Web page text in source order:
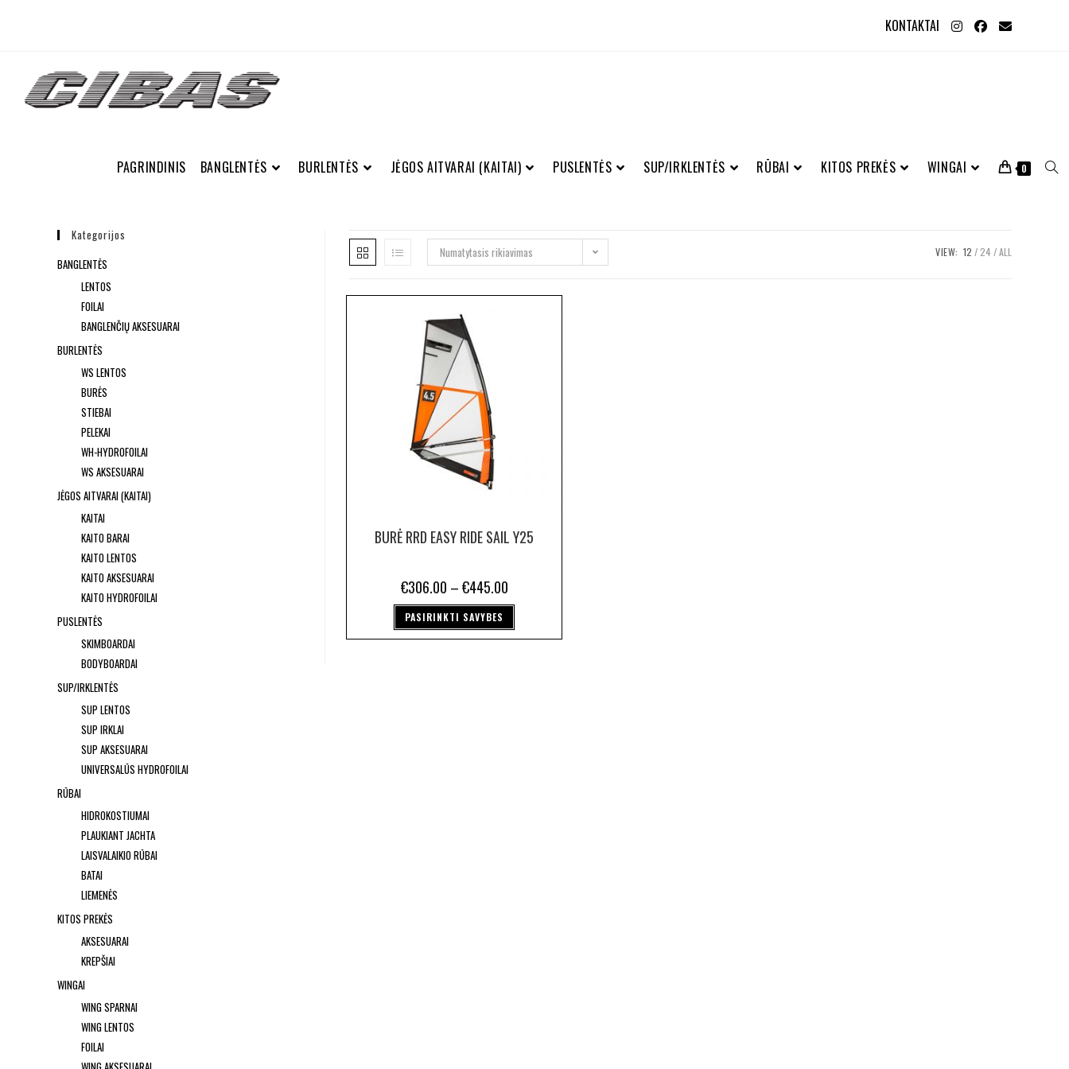
KONTAKTAI
PAGRINDINIS BANGLENTĖS BURLENTĖS JĖGOS AITVARAI (KAITAI) PUSLENTĖS SUP/IRKLENTĖS RŪBAI KITOS PREKĖS WINGAI 0
Numatytasis rikiavimas VIEW: 12 24 ALL
BURĖ RRD EASY RIDE SAIL Y25
€306.00 –€445.00
PASIRINKTI SAVYBES
Kategorijos
BANGLENTĖS
LENTOS
FOILAI
BANGLENČIŲ AKSESUARAI
BURLENTĖS
WS LENTOS
BURĖS
STIEBAI
PELEKAI
WH-HYDROFOILAI
WS AKSESUARAI
JĖGOS AITVARAI (KAITAI)
KAITAI
KAITO BARAI
KAITO LENTOS
KAITO AKSESUARAI
KAITO HYDROFOILAI
PUSLENTĖS
SKIMBOARDAI
BODYBOARDAI
SUP/IRKLENTĖS
SUP LENTOS
SUP IRKLAI
SUP AKSESUARAI
UNIVERSALŪS HYDROFOILAI
RŪBAI
HIDROKOSTIUMAI
PLAUKIANT JACHTA
LAISVALAIKIO RŪBAI
BATAI
LIEMENĖS
KITOS PREKĖS
AKSESUARAI
KREPŠIAI
WINGAI
WING SPARNAI
WING LENTOS
FOILAI